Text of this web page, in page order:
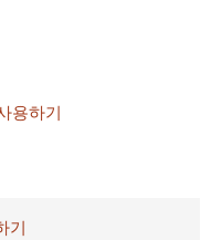
용하기
기